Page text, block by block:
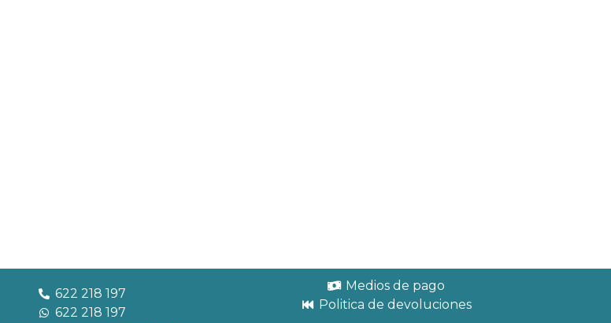
622 218 197
622 218 197
Medios de pago
Politica de devoluciones